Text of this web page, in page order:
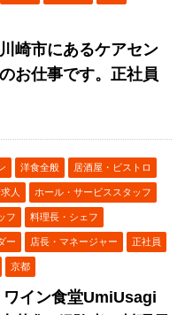
崎市にあるケアセン
お仕事です。正社員
洋食全般 居酒屋・ビストロ
人 ホール・サービススタッフ
フ 料理長・シェフ
ー 店長・マネージャー 正社員
京都
イン食堂UmiUsagi